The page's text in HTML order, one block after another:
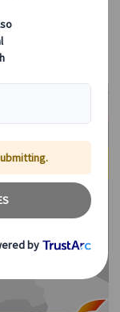
ございます。
のご利用にはデー
確認できる"My